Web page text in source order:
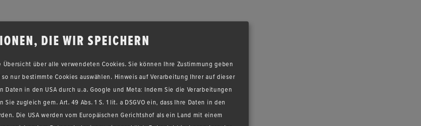
DIE WIR SPEICHERN
über alle verwendeten Cookies. Sie können Ihre Zustimmung geben
nur bestimmte Cookies auswählen. Hinweis auf Verarbeitung Ihrer auf dieser
Daten in den USA durch u.a. Google und Meta: Indem Sie die Verarbeitungen
zugleich gem. Art. 49 Abs. 1 S. 1 lit. a DSGVO ein, dass Ihre Daten in den
Die USA werden vom Europäischen Gerichtshof als ein Land mit einem